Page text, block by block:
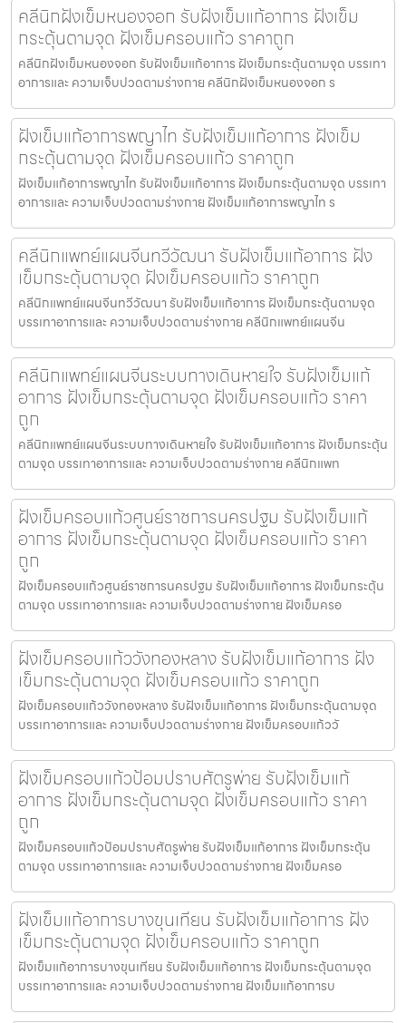
คลีนิกฝังเข็มหนองจอก รับฝังเข็มแก้อาการ ฝังเข็ม
กระตุ้นตามจุด ฝังเข็มครอบแก้ว ราคาถูก
คลีนิกฝังเข็มหนองจอก รับฝังเข็มแก้อาการ ฝังเข็มกระตุ้นตามจุด บรรเทา
อาการและ ความเจ็บปวดตามร่างกาย คลีนิกฝังเข็มหนองจอก ร
ฝังเข็มแก้อาการพญาไท รับฝังเข็มแก้อาการ ฝังเข็ม
กระตุ้นตามจุด ฝังเข็มครอบแก้ว ราคาถูก
ฝังเข็มแก้อาการพญาไท รับฝังเข็มแก้อาการ ฝังเข็มกระตุ้นตามจุด บรรเทา
อาการและ ความเจ็บปวดตามร่างกาย ฝังเข็มแก้อาการพญาไท ร
คลีนิกแพทย์แผนจีนทวีวัฒนา รับฝังเข็มแก้อาการ ฝัง
เข็มกระตุ้นตามจุด ฝังเข็มครอบแก้ว ราคาถูก
คลีนิกแพทย์แผนจีนทวีวัฒนา รับฝังเข็มแก้อาการ ฝังเข็มกระตุ้นตามจุด
บรรเทาอาการและ ความเจ็บปวดตามร่างกาย คลีนิกแพทย์แผนจีน
คลีนิกแพทย์แผนจีนระบบทางเดินหายใจ รับฝังเข็มแก้
อาการ ฝังเข็มกระตุ้นตามจุด ฝังเข็มครอบแก้ว ราคา
ถูก
คลีนิกแพทย์แผนจีนระบบทางเดินหายใจ รับฝังเข็มแก้อาการ ฝังเข็มกระตุ้น
ตามจุด บรรเทาอาการและ ความเจ็บปวดตามร่างกาย คลีนิกแพท
ฝังเข็มครอบแก้วศูนย์ราชการนครปฐม รับฝังเข็มแก้
อาการ ฝังเข็มกระตุ้นตามจุด ฝังเข็มครอบแก้ว ราคา
ถูก
ฝังเข็มครอบแก้วศูนย์ราชการนครปฐม รับฝังเข็มแก้อาการ ฝังเข็มกระตุ้น
ตามจุด บรรเทาอาการและ ความเจ็บปวดตามร่างกาย ฝังเข็มครอ
ฝังเข็มครอบแก้ววังทองหลาง รับฝังเข็มแก้อาการ ฝัง
เข็มกระตุ้นตามจุด ฝังเข็มครอบแก้ว ราคาถูก
ฝังเข็มครอบแก้ววังทองหลาง รับฝังเข็มแก้อาการ ฝังเข็มกระตุ้นตามจุด
บรรเทาอาการและ ความเจ็บปวดตามร่างกาย ฝังเข็มครอบแก้ววั
ฝังเข็มครอบแก้วป้อมปราบศัตรูพ่าย รับฝังเข็มแก้
อาการ ฝังเข็มกระตุ้นตามจุด ฝังเข็มครอบแก้ว ราคา
ถูก
ฝังเข็มครอบแก้วป้อมปราบศัตรูพ่าย รับฝังเข็มแก้อาการ ฝังเข็มกระตุ้น
ตามจุด บรรเทาอาการและ ความเจ็บปวดตามร่างกาย ฝังเข็มครอ
ฝังเข็มแก้อาการบางขุนเทียน รับฝังเข็มแก้อาการ ฝัง
เข็มกระตุ้นตามจุด ฝังเข็มครอบแก้ว ราคาถูก
ฝังเข็มแก้อาการบางขุนเทียน รับฝังเข็มแก้อาการ ฝังเข็มกระตุ้นตามจุด
บรรเทาอาการและ ความเจ็บปวดตามร่างกาย ฝังเข็มแก้อาการบ